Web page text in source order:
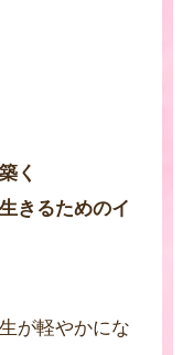
く
きるためのイ
が軽やかにな